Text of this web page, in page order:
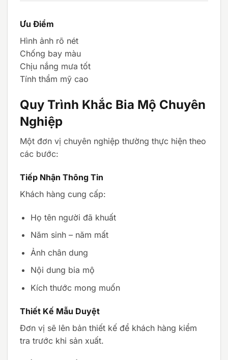
Ưu Điểm
Hình ảnh rõ nét
Chống bay màu
Chịu nắng mưa tốt
Tính thẩm mỹ cao
Quy Trình Khắc Bia Mộ Chuyên
Nghiệp
Một đơn vị chuyên nghiệp thường thực hiện theo
các bước:
Tiếp Nhận Thông Tin
Khách hàng cung cấp:
Họ tên người đã khuất
Năm sinh – năm mất
Ảnh chân dung
Nội dung bia mộ
Kích thước mong muốn
Thiết Kế Mẫu Duyệt
Đơn vị sẽ lên bản thiết kế để khách hàng kiểm
tra trước khi sản xuất.